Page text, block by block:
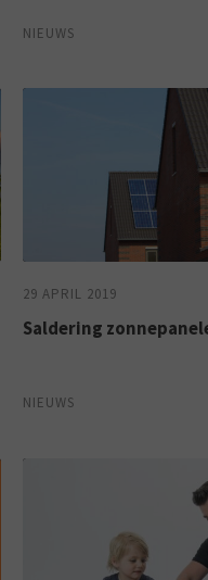
NIEUWS
29 APRIL 2019
Saldering
NIEUWS